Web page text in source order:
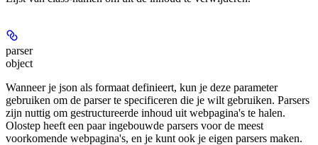
parser
object
Wanneer je json als formaat definieert, kun je deze parameter
gebruiken om de parser te specificeren die je wilt gebruiken. Parsers
zijn nuttig om gestructureerde inhoud uit webpagina's te halen.
Olostep heeft een paar ingebouwde parsers voor de meest
voorkomende webpagina's, en je kunt ook je eigen parsers maken.